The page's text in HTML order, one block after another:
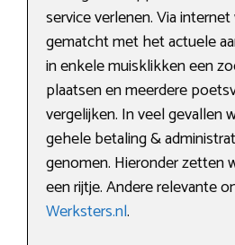
service verlenen. Via
gematcht met het actuele
in enkele muisklikken een
plaatsen en meerdere
vergelijken. In veel gevallen
gehele betaling &
genomen. Hieronder zetten
een rijtje. Andere relevante
Werksters.nl.